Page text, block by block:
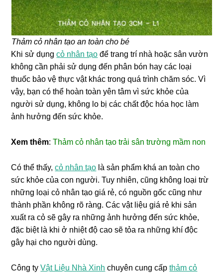
Thảm cỏ nhân tạo an toàn cho bé
Khi sử dụngcỏ nhân tạo để trang trí nhà hoặc sân vườn
không cần phải sử dụng đến phân bón hay các loại
thuốc bảo vệ thực vật khác trong quá trình chăm sóc. Vì
vậy, bạn có thể hoàn toàn yên tâm vì sức khỏe của
người sử dụng, không lo bị các chất độc hóa học làm
ảnh hưởng đến sức khỏe.
Xem thêm:Thảm cỏ nhân tạo trải sân trường mầm non
Có thể thấy,cỏ nhân tạo là sản phẩm khá an toàn cho
sức khỏe của con người. Tuy nhiên, cũng không loại trừ
những loại cỏ nhân tạo giá rẻ, có nguồn gốc cũng như
thành phần không rõ ràng. Các vật liệu giá rẻ khi sản
xuất ra cỏ sẽ gây ra những ảnh hưởng đến sức khỏe,
đặc biệt là khi ở nhiệt độ cao sẽ tỏa ra những khí độc
gây hại cho người dùng.
Công tyVật Liệu Nhà Xinh chuyên cung cấpthảm cỏ